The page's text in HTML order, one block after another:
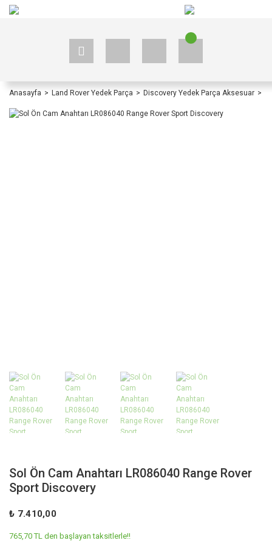
Anasayfa Land Rover Yedek Parça Discovery Yedek Parça Aksesuar
Sol Ön Cam Anahtarı LR086040 Range Rover
Sport Discovery
₺ 7.410,00
765,70 TL den başlayan taksitlerle!!